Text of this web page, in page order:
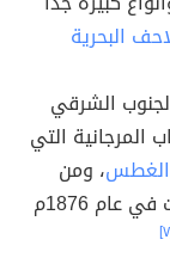
البحرية
الشرقي
التي
الغطس، ومن
الجدير بالذكر بإن سفينة دون ريفن غرقت في عام 1876م